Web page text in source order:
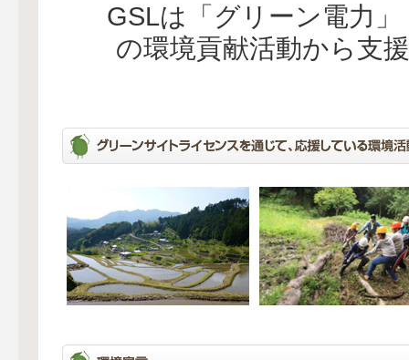
GSLは「グリーン電力
の環境貢献活動から支